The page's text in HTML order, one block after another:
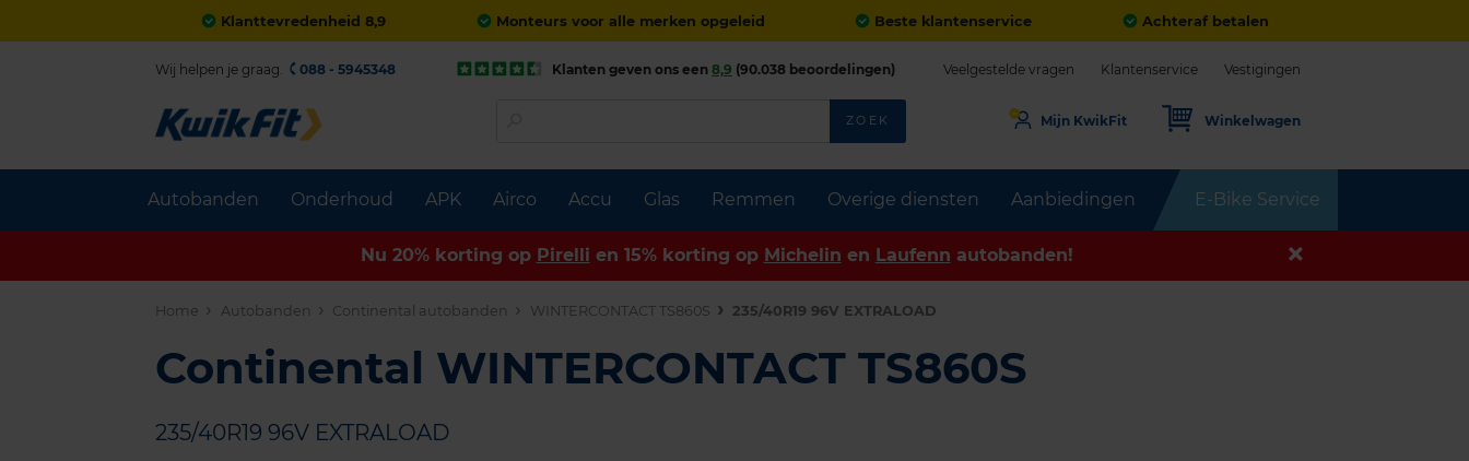
Klanttevredenheid 8,9 Monteurs voor alle merken opgeleid Beste klantenservice Achteraf betalen
Autobanden Onderhoud APK Airco Accu Glas Remmen Overige diensten Aanbiedingen E-Bike Service
Wij helpen je graag. 088 - 5945348 Klanten geven ons een 8,9 (90.038 beoordelingen) Veelgestelde vragen Klantenservice Vestigingen
ZOEK Mijn KwikFit Winkelwagen
Nu 20% korting op Pirelli en 15% korting op Michelin en Laufenn autobanden!
Home Autobanden Continental autobanden WINTERCONTACT TS860S 235/40R19 96V EXTRALOAD
Continental WINTERCONTACT TS860S
235/40R19 96V EXTRALOAD